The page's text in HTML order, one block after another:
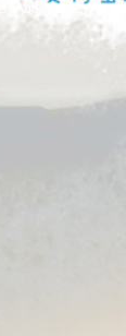
About Alipay